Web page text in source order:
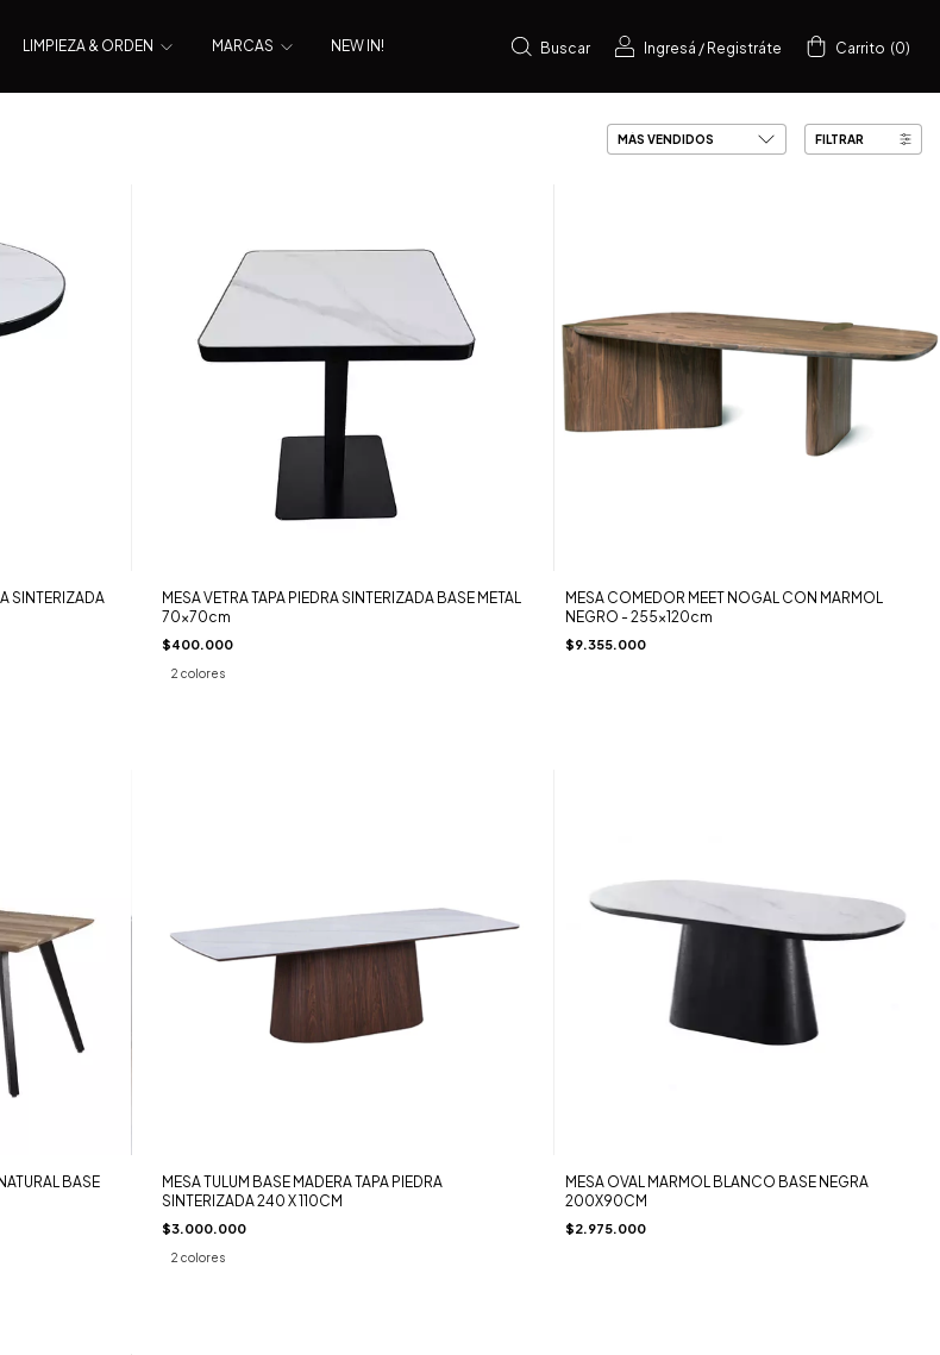
LIMPIEZA & ORDEN MARCAS NEW IN! Buscar Ingresá / Registráte Carrito (0)
FILTRAR
SINTERIZADA
MESA VETRA TAPA PIEDRA SINTERIZADA BASE METAL
70x70cm
$400.000
2 colores
MESA COMEDOR MEET NOGAL CON MARMOL
NEGRO - 255x120cm
$9.355.000
BASE
MESA TULUM BASE MADERA TAPA PIEDRA
SINTERIZADA 240 X 110CM
$3.000.000
2 colores
MESA OVAL MARMOL BLANCO BASE NEGRA
200X90CM
$2.975.000